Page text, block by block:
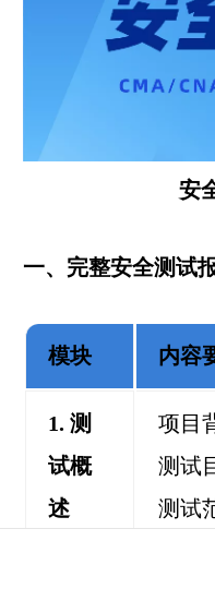
安
一、完整安全测试
模块 内容
1. 测
试概
述
项目
测试
测试
测试